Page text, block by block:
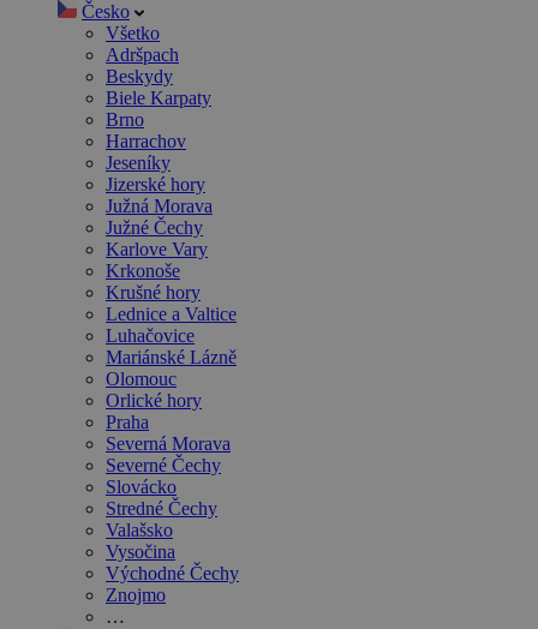
Česko
Všetko
Adršpach
Beskydy
Biele Karpaty
Brno
Harrachov
Jeseníky
Jizerské hory
Južná Morava
Južné Čechy
Karlove Vary
Krkonoše
Krušné hory
Lednice a Valtice
Luhačovice
Mariánské Lázně
Olomouc
Orlické hory
Praha
Severná Morava
Severné Čechy
Slovácko
Stredné Čechy
Valašsko
Vysočina
Východné Čechy
Znojmo
…